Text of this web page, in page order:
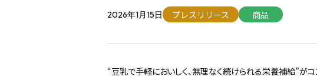
2026年1月15日 プレスリリース 商品
“豆乳で手軽においしく、無理なく続けられる栄養補給”が